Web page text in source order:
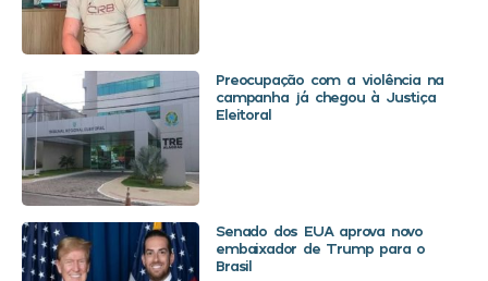
Preocupação com a violência na
campanha já chegou à Justiça
Eleitoral
Senado dos EUA aprova novo
embaixador de Trump para o
Brasil